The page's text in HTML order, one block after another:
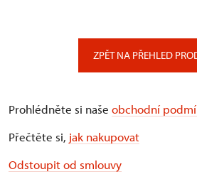
ZPĚT NA PŘEHLED
Prohlédněte si naše obchodní
Přečtěte si, jak nakupovat
Odstoupit od smlouvy